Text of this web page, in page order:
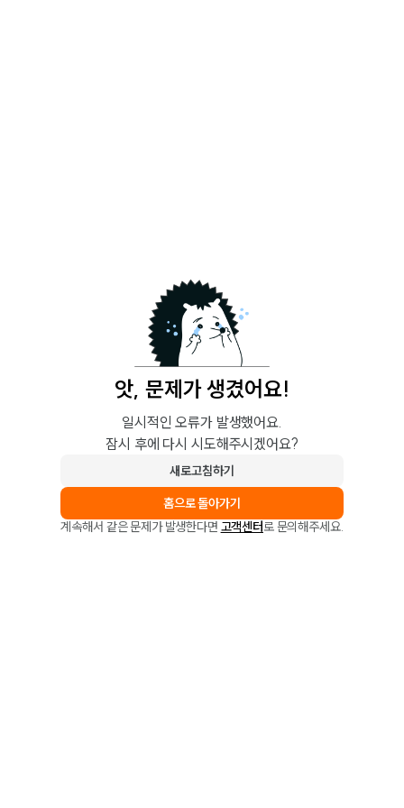
앗, 문제가 생겼어요!
일시적인 오류가 발생했어요.
잠시 후에 다시 시도해주시겠어요?
새로고침하기
홈으로 돌아가기
계속해서 같은 문제가 발생한다면 고객센터로 문의해주세요.